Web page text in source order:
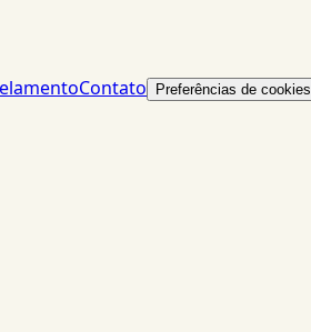
Contato Preferências de cookies